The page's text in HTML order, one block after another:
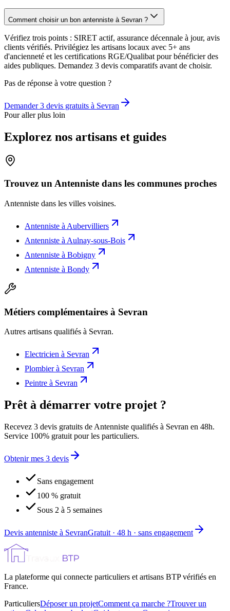
Comment choisir un bon antenniste à Sevran ?
Vérifiez trois points : SIRET actif, assurance décennale à jour, avis
clients vérifiés. Privilégiez les artisans locaux avec 5+ ans
d'ancienneté et les certifications RGE/Qualibat pour bénéficier des
aides publiques. Demandez 3 devis comparatifs avant de choisir.
Pas de réponse à votre question ?
Demander 3 devis gratuits à Sevran
Pour aller plus loin
Explorez nos artisans et guides
Trouvez un Antenniste dans les communes proches
Antenniste dans les villes voisines.
Antenniste à Aubervilliers
Antenniste à Aulnay-sous-Bois
Antenniste à Bobigny
Antenniste à Bondy
Métiers complémentaires à Sevran
Autres artisans qualifiés à Sevran.
Electricien à Sevran
Plombierà Sevran
Peintre à Sevran
Prêt à démarrer votre projet ?
Recevez 3 devis gratuits de Antenniste qualifiés à Sevran en 48h.
Service 100% gratuit pour les particuliers.
Obtenir mes 3 devis
Sans engagement
100 % gratuit
Sous 2 à 5 semaines
Devis antenniste à SevranGratuit · 48 h · sans engagement
La plateforme qui connecte particuliers et artisans BTP vérifiés en
France.
ParticuliersDéposer un projetComment ça marche ?Trouver un